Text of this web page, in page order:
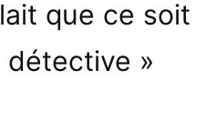
que ce soit
détective »